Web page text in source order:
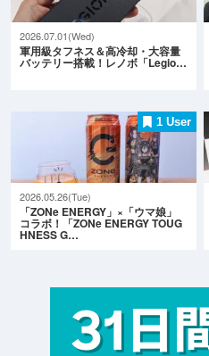
2026.07.01(Wed)
軍用級タフネス＆高冷却・大容量
バッテリー搭載！レノボ「Legio…
1 User
2026.05.26(Tue)
「ZONe ENERGY」×「ウマ娘」
コラボ！「ZONe ENERGY TOUG
HNESS G…